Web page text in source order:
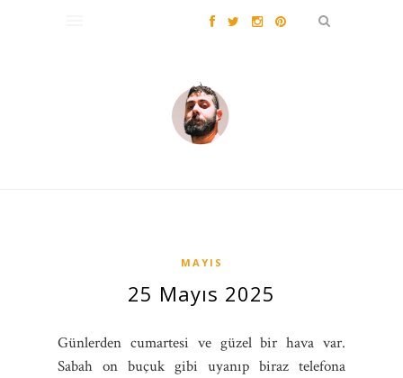
MAYIS
25 Mayıs 2025
Günlerden cumartesi ve güzel bir hava var.
Sabah on buçuk gibi uyanıp biraz telefona